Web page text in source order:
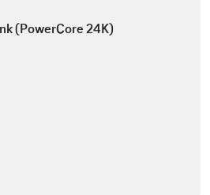
(PowerCore 24K)